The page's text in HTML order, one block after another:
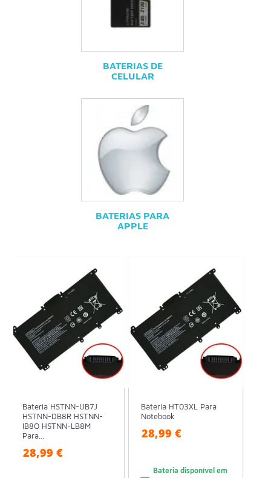
BATERIAS DE
CELULAR
BATERIAS PARA
APPLE
Bateria HSTNN-UB7J
HSTNN-DB8R HSTNN-
IB8O HSTNN-LB8M
Para...
28,99 €
Bateria HT03XL Para
Notebook
28,99 €
Bateria disponível em